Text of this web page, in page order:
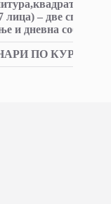
40-
– две спални
и дневна соба со
ПО КУРС 1